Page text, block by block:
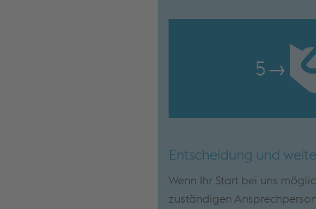
5→
Entscheidung und
Wenn Ihr Start bei uns
zuständigen